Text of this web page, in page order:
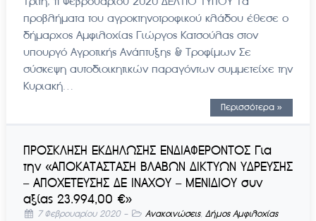
προβλήματα του αγροκτηνοτροφικού κλάδου έθεσε ο
δήμαρχος Αμφιλοχίας Γιώργος Κατσούλας στον
υπουργό Αγροτικής Ανάπτυξης & Τροφίμων Σε
σύσκεψη αυτοδιοικητικών παραγόντων συμμετείχε την
Κυριακή…
Περισσότερα »
ΠΡΟΣΚΛΗΣΗ ΕΚΔΗΛΩΣΗΣ ΕΝΔΙΑΦΕΡΟΝΤΟΣ Για
την «ΑΠΟΚΑΤΑΣΤΑΣΗ ΒΛΑΒΩΝ ΔΙΚΤΥΩΝ ΥΔΡΕΥΣΗΣ
– ΑΠΟΧΕΤΕΥΣΗΣ ΔΕ ΙΝΑΧΟΥ – ΜΕΝΙΔΙΟΥ συν
αξίας 23.994,00 €»
7 Φεβρουαρίου 2020- Ανακοινώσεις, Δήμος Αμφιλοχίας